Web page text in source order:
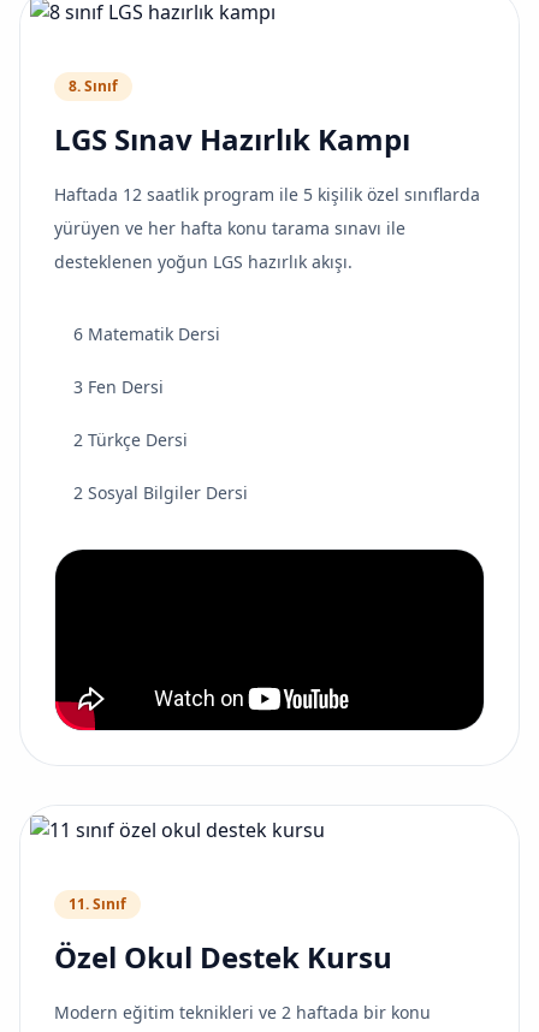
8. Sınıf
LGS Sınav Hazırlık Kampı
Haftada 12 saatlik program ile 5 kişilik özel sınıflarda
yürüyen ve her hafta konu tarama sınavı ile
desteklenen yoğun LGS hazırlık akışı.
6 Matematik Dersi
3 Fen Dersi
2 Türkçe Dersi
2 Sosyal Bilgiler Dersi
11. Sınıf
Özel Okul Destek Kursu
Modern eğitim teknikleri ve 2 haftada bir konu